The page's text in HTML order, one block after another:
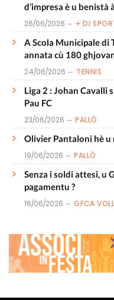
d’impresa è u benistà
26/06/2026 + DI
A Scola Municipale di
annata cù 180
24/06/2026 TENNIS
Liga 2 : Johan Cavalli
Pau FC
23/06/2026 PALLÒ
Olivier Pantaloni hè u
19/06/2026 PALLÒ
Senza i soldi attesi, u
pagamentu ?
16/06/2026 GFCA